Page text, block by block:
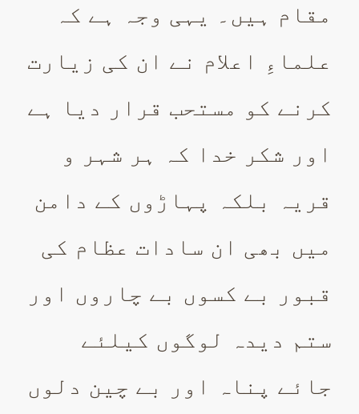
مقام ہیں۔ یہی وجہ ہے کہ
علماءِ اعلام نے ان کی زیارت
کرنے کو مستحب قرار دیا ہے
اور شکر خدا کہ ہر شہر و
قریہ بلکہ پہاڑوں کے دامن
میں بھی ان سادات عظام کی
قبور بے کسوں بے چاروں اور
ستم دیدہ لوگوں کیلئے
جائے پناہ اور بے چین دلوں